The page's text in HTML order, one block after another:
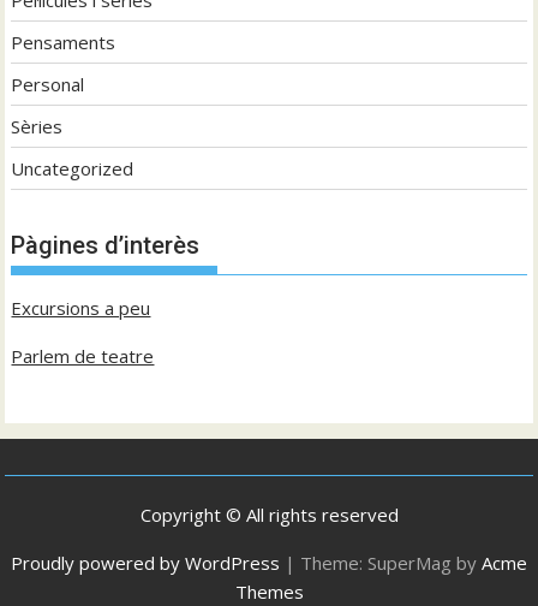
Pensaments
Personal
Sèries
Uncategorized
Pàgines d’interès
Excursions a peu
Parlem de teatre
Copyright © All rights reserved
Proudly powered by WordPress | Theme: SuperMag by Acme
Themes